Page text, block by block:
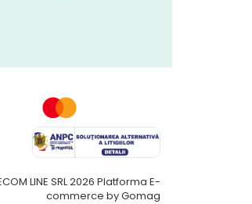
LINE SRL 2026 Platforma E-
commerce by Gomag